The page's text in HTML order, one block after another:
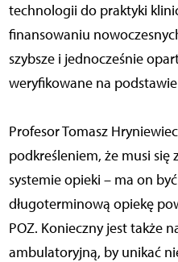
technologii do praktyki
finansowaniu
szybsze i jednocześnie
weryfikowane na
Profesor Tomasz
podkreśleniem, że musi
systemie opieki – ma on
długoterminową opiekę
POZ. Konieczny jest także
ambulatoryjną, by unikać